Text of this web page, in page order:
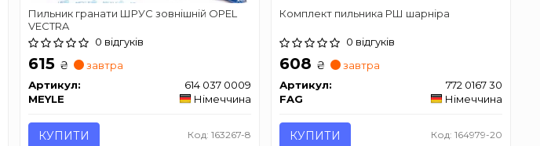
Пильник гранати ШРУС зовнішній OPEL
VECTRA
0 відгуків
615 ₴
завтра
Артикул:
614 037 0009
MEYLE
Німеччина
КУПИТИ Код: 163267-8
Комплект пильника РШ шарніра
0 відгуків
608 ₴
завтра
Артикул:
772 0167 30
FAG
Німеччина
КУПИТИ Код: 164979-20